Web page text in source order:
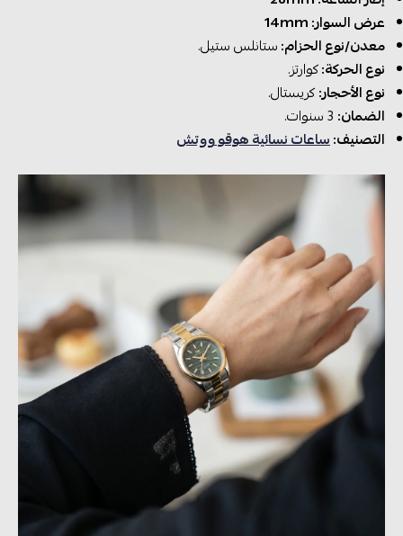
عرض السوار: 14mm
معدن/نوع الحزام:ستانلس ستيل.
نوع الحركة:كوارتز.
نوع الأحجار:كريستال.
الضمان:
التصنيف:ساعات نسائية هوقو ووتش